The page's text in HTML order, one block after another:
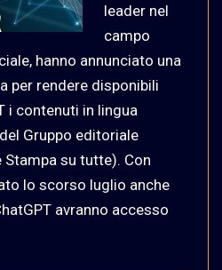
leader nel
campo
hanno annunciato una
per rendere disponibili
i contenuti in lingua
Gruppo editoriale
Stampa su tutte). Con
lo scorso luglio anche
avranno accesso